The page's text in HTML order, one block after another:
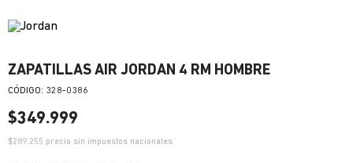
ZAPATILLAS AIR JORDAN 4 RM HOMBRE
: 328-0386
$349.999
$289.255 precio sin impuestos nacionales